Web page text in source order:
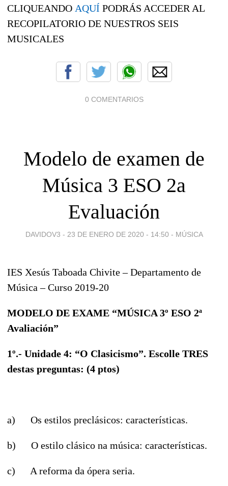
CLIQUEANDO AQUÍ PODRÁS ACCEDER AL
RECOPILATORIO DE NUESTROS SEIS
MUSICALES
0 COMENTARIOS
Modelo de examen de
Música 3 ESO 2a
Evaluación
DAVIDOV3 - 23 DE ENERO DE 2020 - 14:50 - MÚSICA
IES Xesús Taboada Chivite – Departamento de
Música – Curso 2019-20
MODELO DE EXAME “MÚSICA 3º ESO 2ª
Avaliación”
1º.- Unidade 4: “O Clasicismo”. Escolle TRES
destas preguntas: (4 ptos)
a) Os estilos preclásicos: características.
b) O estilo clásico na música: características.
c) A reforma da ópera seria.